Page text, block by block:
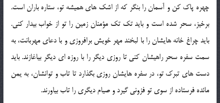
چهره پاک کن و آسمان را بنگر که از اشک های همیشه تو، ستاره باران است.
برخیز، سحر شده است و باید تک تک مؤمنان زمین را تو از خواب بیدار کنی.
باید چراغ خانه هایشان را با لبخند مهر خویش برافروزی و با دعای مهربانت، به
سمت سفره سحر راهیشان کنی تا روزی دیگر را با روزه ای دیگر بیاغازند. باید
دست های تبرک تو، در سفره هایشان روزی بگذارد تا تاب و توانشان، به یمن
مائده فرستاده از سوی تو فزونی گیرد و صیام دیگری را تاب بیاورند.